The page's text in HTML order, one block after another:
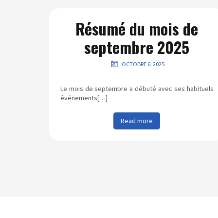
Résumé du mois de
septembre 2025
OCTOBRE 6, 2025
Le mois de septembre a débuté avec ses habituels
événements[…]
Read more